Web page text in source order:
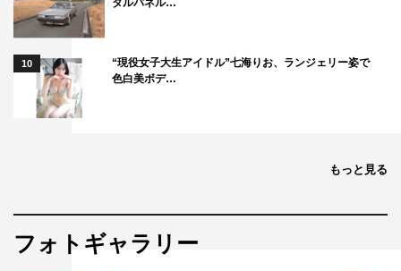
池田エライザ
タルパネル…
10
“現役女子大生アイドル”七海りお、ランジェリー姿で
色白美ボデ…
もっと見る
フォトギャラリー